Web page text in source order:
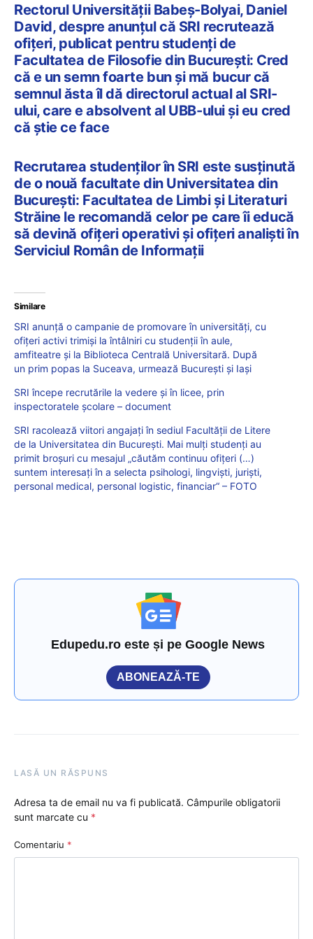
Rectorul Universității Babeș-Bolyai, Daniel
David, despre anunțul că SRI recrutează
ofițeri, publicat pentru studenți de
Facultatea de Filosofie din București: Cred
că e un semn foarte bun și mă bucur că
semnul ăsta îl dă directorul actual al SRI-
ului, care e absolvent al UBB-ului și eu cred
că știe ce face
Recrutarea studenților în SRI este susținută
de o nouă facultate din Universitatea din
București: Facultatea de Limbi și Literaturi
Străine le recomandă celor pe care îi educă
să devină ofițeri operativi și ofițeri analiști în
Serviciul Român de Informații
Similare
SRI anunță o campanie de promovare în universități, cu
ofițeri activi trimiși la întâlniri cu studenții în aule,
amfiteatre și la Biblioteca Centrală Universitară. După
un prim popas la Suceava, urmează București și Iași
SRI începe recrutările la vedere și în licee, prin
inspectoratele școlare – document
SRI racolează viitori angajați în sediul Facultății de Litere
de la Universitatea din București. Mai mulți studenți au
primit broșuri cu mesajul „căutăm continuu ofițeri (…)
suntem interesați în a selecta psihologi, lingviști, juriști,
personal medical, personal logistic, financiar“ – FOTO
Edupedu.ro este și pe Google News
ABONEAZĂ-TE
LASĂ UN RĂSPUNS
Adresa ta de email nu va fi publicată. Câmpurile obligatorii
sunt marcate cu *
Comentariu *